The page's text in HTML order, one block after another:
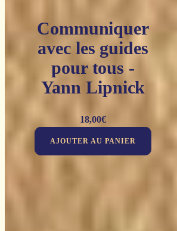
Communiquer
avec les guides
pour tous -
Yann Lipnick
18,00€
AJOUTER AU PANIER